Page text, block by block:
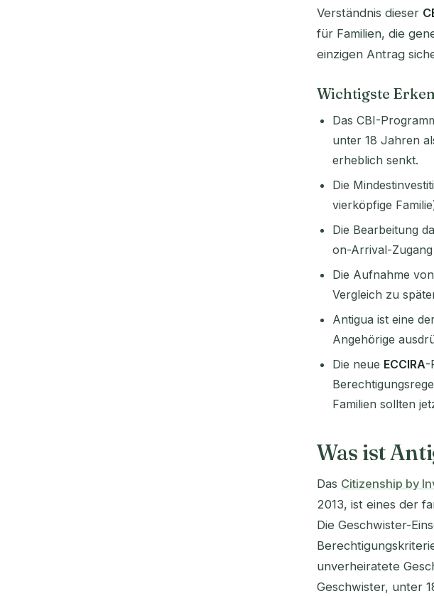
Verständnis dieser
für Familien, die
einzigen Antrag
Wichtigste
Das CBI-
unter 18 Jahren
erheblich senkt.
Die
vierköpfige
Die Bearbeitung
on-Arrival-
Die Aufnahme
Vergleich zu
Antigua ist eine
Angehörige
Die neue ECCIRA-
Familien sollten
Was ist
Das Citizenship by
2013, ist eines der
Die Geschwister-
unverheiratete
Geschwister, unter